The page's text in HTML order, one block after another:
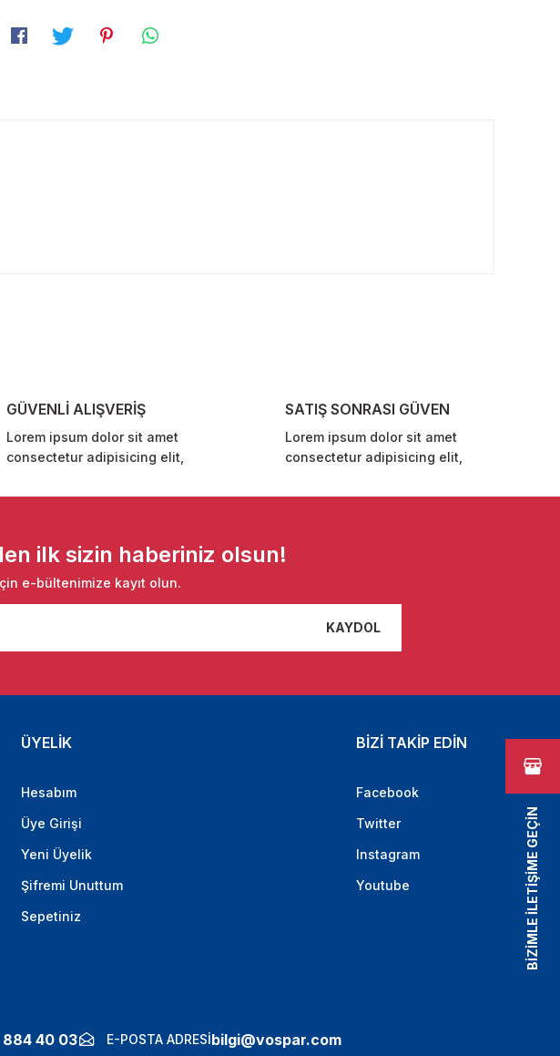
GÜVENLİ ALIŞVERİŞ
Lorem ipsum dolor sit amet
consectetur adipisicing elit,
SATIŞ SONRASI GÜVEN
Lorem ipsum dolor sit amet
consectetur adipisicing elit,
ilk sizin haberiniz olsun!
e-bültenimize kayıt olun.
KAYDOL
ÜYELİK
Hesabım
Üye Girişi
Yeni Üyelik
Şifremi Unuttum
Sepetiniz
BİZİ TAKİP EDİN
Facebook
Twitter
Instagram
Youtube
884 40 03 E-POSTA ADRESİbilgi@vospar.com
BİZİMLE İLETİŞİME GEÇİN